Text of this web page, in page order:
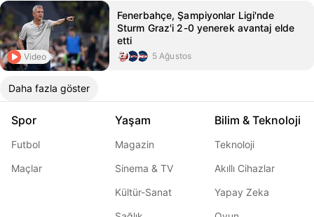
Video
Fenerbahçe, Şampiyonlar Ligi'nde
Sturm Graz'i 2-0 yenerek avantaj elde
etti
5 Ağustos
Daha fazla göster
Spor
Futbol
Maçlar
Yaşam
Magazin
Sinema & TV
Kültür-Sanat
Bilim & Teknoloji
Teknoloji
Akıllı Cihazlar
Yapay Zeka